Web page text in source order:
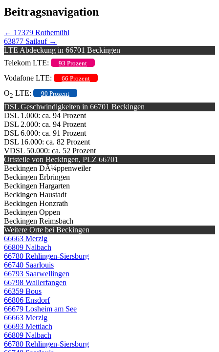
Beitragsnavigation
← 17379 Rothemühl
63877 Sailauf →
LTE Abdeckung in 66701 Beckingen
Telekom LTE:
93 Prozent
Vodafone LTE: 66 Prozent
O2 LTE: 90 Prozent
DSL Geschwindigkeiten in 66701 Beckingen
DSL 1.000: ca. 94 Prozent
DSL 2.000: ca. 94 Prozent
DSL 6.000: ca. 91 Prozent
DSL 16.000: ca. 82 Prozent
VDSL 50.000: ca. 52 Prozent
Ortsteile von Beckingen, PLZ 66701
Beckingen DÃ¼ppenweiler
Beckingen Erbringen
Beckingen Hargarten
Beckingen Haustadt
Beckingen Honzrath
Beckingen Oppen
Beckingen Reimsbach
Weitere Orte bei Beckingen
66663 Merzig
66809 Nalbach
66780 Rehlingen-Siersburg
66740 Saarlouis
66793 Saarwellingen
66798 Wallerfangen
66359 Bous
66806 Ensdorf
66679 Losheim am See
66663 Merzig
66693 Mettlach
66809 Nalbach
66780 Rehlingen-Siersburg